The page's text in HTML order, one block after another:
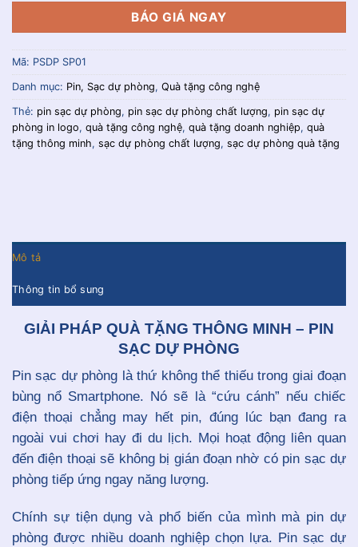
BÁO GIÁ NGAY
Mã: PSDP SP01
Danh mục: Pin, Sạc dự phòng, Quà tặng công nghệ
Thẻ: pin sạc dự phòng, pin sạc dự phòng chất lượng, pin sạc dự
phòng in logo, quà tặng công nghệ, quà tặng doanh nghiệp, quà
tặng thông minh, sạc dự phòng chất lượng, sạc dự phòng quà tặng
Mô tả
Thông tin bổ sung
GIẢI PHÁP QUÀ TẶNG THÔNG MINH – PIN
SẠC DỰ PHÒNG
Pin sạc dự phòng là thứ không thể thiếu trong giai đoạn
bùng nổ Smartphone. Nó sẽ là “cứu cánh” nếu chiếc
điện thoại chẳng may hết pin, đúng lúc bạn đang ra
ngoài vui chơi hay đi du lịch. Mọi hoạt động liên quan
đến điện thoại sẽ không bị gián đoạn nhờ có pin sạc dự
phòng tiếp ứng ngay năng lượng.
Chính sự tiện dụng và phổ biến của mình mà pin dự
phòng được nhiều doanh nghiệp chọn lựa. Pin sạc dự